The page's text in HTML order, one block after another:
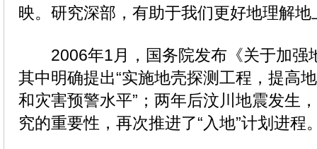
映。研究深部，有助于我们更好地理解地
2006年1月，国务院发布《关于加强
其中明确提出“实施地壳探测工程，提高
和灾害预警水平”；两年后汶川地震发生
究的重要性，再次推进了“入地”计划进程